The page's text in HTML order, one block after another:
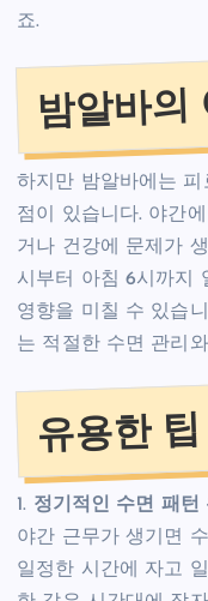
죠.
밤알바의
하지만 밤알바에는
점이 있습니다. 야간
거나 건강에 문제가
시부터 아침 6시까지
영향을 미칠 수 있습
는 적절한 수면 관리
유용한 팁
1. 정기적인 수면 패턴
야간 근무가 생기면
일정한 시간에 자고